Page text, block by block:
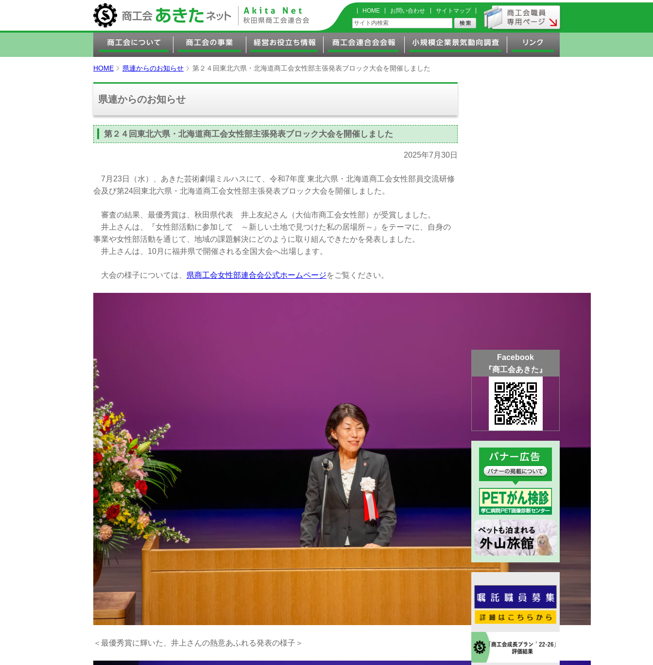
HOME お問い合わせ サイトマップ
HOME 県連からのお知らせ 第２４回東北六県・北海道商工会女性部主張発表ブロック大会を開催しました
県連からのお知らせ
第２４回東北六県・北海道商工会女性部主張発表ブロック大会を開催しました
2025年7月30日
7月23日（水）、あきた芸術劇場ミルハスにて、令和7年度 東北六県・北海道商工会女性部員交流研修
会及び第24回東北六県・北海道商工会女性部主張発表ブロック大会を開催しました。
審査の結果、最優秀賞は、秋田県代表 井上友紀さん（大仙市商工会女性部）が受賞しました。
井上さんは、『女性部活動に参加して ～新しい土地で見つけた私の居場所～』をテーマに、自身の
事業や女性部活動を通じて、地域の課題解決にどのように取り組んできたかを発表しました。
井上さんは、10月に福井県で開催される全国大会へ出場します。
大会の様子については、 県商工会女性部連合会公式ホームページをご覧ください。
＜最優秀賞に輝いた、井上さんの熱意あふれる発表の様子＞
Facebook
『商工会あきた』